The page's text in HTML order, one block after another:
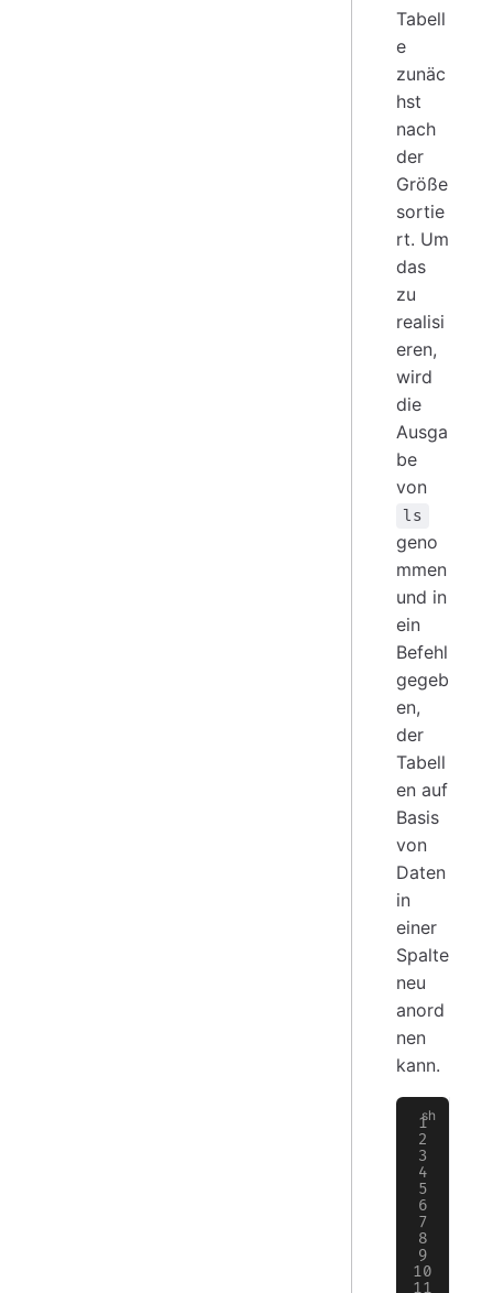
Tabell
e
zunäc
hst
nach
der
Größe
sortie
rt. Um
das
zu
realisi
eren,
wird
die
Ausga
be
von
ls
geno
mmen
und in
ein
Befehl
gegeb
en,
der
Tabell
en auf
Basis
von
Daten
in
einer
Spalte
neu
anord
nen
kann.